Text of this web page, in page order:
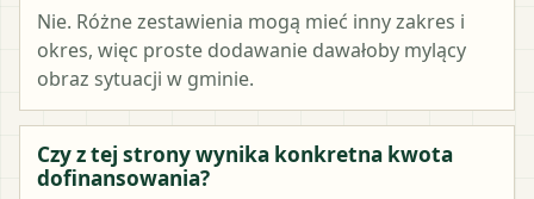
Nie. Różne zestawienia mogą mieć inny zakres i
okres, więc proste dodawanie dawałoby mylący
obraz sytuacji w gminie.
Czy z tej strony wynika konkretna kwota
dofinansowania?